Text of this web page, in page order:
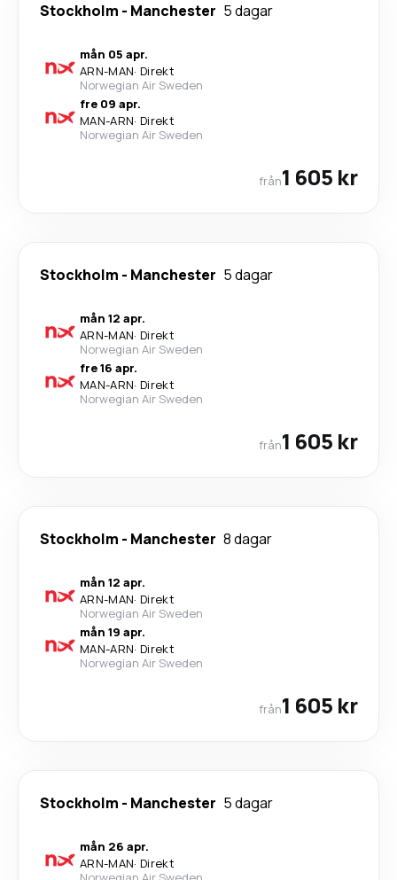
Stockholm - Manchester 5 dagar
mån 05 apr.
ARN-MAN· Direkt
Norwegian Air Sweden
fre 09 apr.
MAN-ARN· Direkt
Norwegian Air Sweden
från1 605 kr
Stockholm - Manchester 5 dagar
mån 12 apr.
ARN-MAN· Direkt
Norwegian Air Sweden
fre 16 apr.
MAN-ARN· Direkt
Norwegian Air Sweden
från1 605 kr
Stockholm - Manchester 8 dagar
mån 12 apr.
ARN-MAN· Direkt
Norwegian Air Sweden
mån 19 apr.
MAN-ARN· Direkt
Norwegian Air Sweden
från1 605 kr
Stockholm - Manchester 5 dagar
mån 26 apr.
ARN-MAN· Direkt